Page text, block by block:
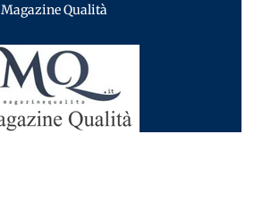
Magazine Qualità